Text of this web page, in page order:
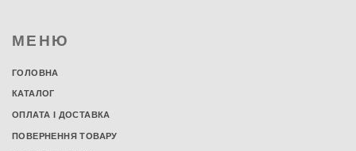
МЕНЮ
ГОЛОВНА
КАТАЛОГ
ОПЛАТА І ДОСТАВКА
ПОВЕРНЕННЯ ТОВАРУ